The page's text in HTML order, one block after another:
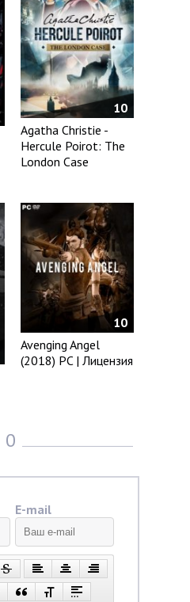
10
Agatha Christie -
Hercule Poirot: The
London Case
10
Avenging Angel
(2018) PC | Лицензия
0
E-mail